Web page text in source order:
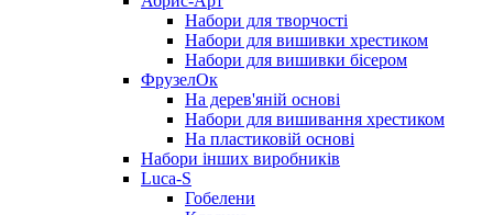
Набори для творчості
Набори для вишивки хрестиком
Набори для вишивки бісером
ФрузелОк
На дерев'яній основі
Набори для вишивання хрестиком
На пластиковій основі
Набори інших виробників
Luca-S
Гобелени